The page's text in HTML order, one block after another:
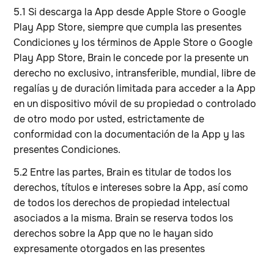
5.1 Si descarga la App desde Apple Store o Google
Play App Store, siempre que cumpla las presentes
Condiciones y los términos de Apple Store o Google
Play App Store, Brain le concede por la presente un
derecho no exclusivo, intransferible, mundial, libre de
regalías y de duración limitada para acceder a la App
en un dispositivo móvil de su propiedad o controlado
de otro modo por usted, estrictamente de
conformidad con la documentación de la App y las
presentes Condiciones.
5.2 Entre las partes, Brain es titular de todos los
derechos, títulos e intereses sobre la App, así como
de todos los derechos de propiedad intelectual
asociados a la misma. Brain se reserva todos los
derechos sobre la App que no le hayan sido
expresamente otorgados en las presentes